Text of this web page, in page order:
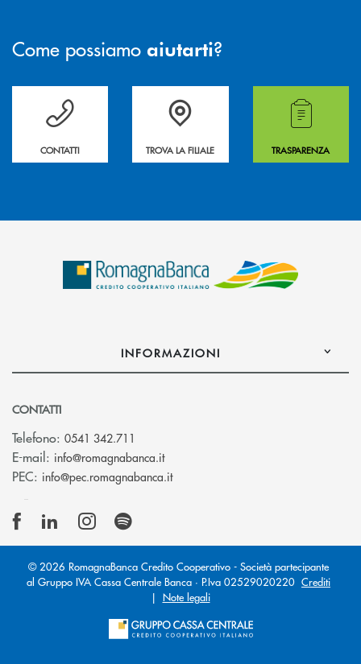
Come possiamo aiutarti?
Per ogni necessità compila il form e noi ti richiamiamo
CONTATTI
La&nbsp; Filiale &nbsp;vicina a te. &nbsp;
TROVA LA FILIALE
Hai bisogno di
TRASPARENZA
INFORMAZIONI
CONTATTI
Telefono: 0541 342.711
E-mail: info@romagnabanca.it(si apre l’app di posta elettronica)
PEC: info@pec.romagnabanca.it(si apre l’app di posta elettronica)
© 2026 RomagnaBanca Credito Cooperativo - Società partecipante
al Gruppo IVA Cassa Centrale Banca · P.Iva 02529020220 Crediti
| Note legali